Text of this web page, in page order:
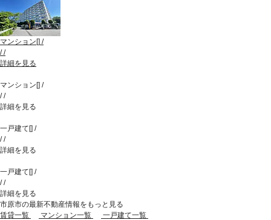
マンション[] /
//
詳細を見る
マンション[] /
//
詳細を見る
一戸建て[] /
//
詳細を見る
一戸建て[] /
//
詳細を見る
市原市の最新不動産情報をもっと見る
賃貸一覧
マンション一覧 一戸建て一覧